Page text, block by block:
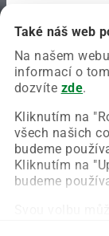
Také náš web
Na našem
informací o
dozvíte zde.
Kliknutím na
všech našich
budeme
Kliknutím na
budeme
Chyba
Zkuste